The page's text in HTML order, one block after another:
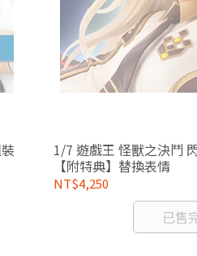
1/7 遊戲王 怪獸之決鬥
【附特典】替換表情
NT$4,250
已售